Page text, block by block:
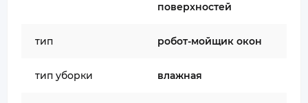
поверхностей
тип робот-мойщик окон
тип уборки влажная